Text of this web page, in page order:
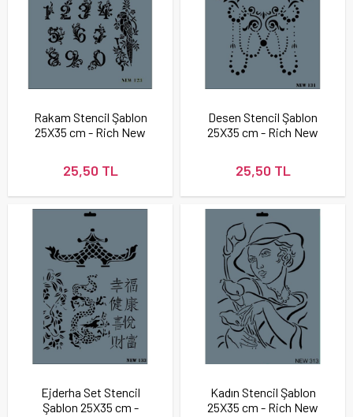
Rakam Stencil Şablon
25X35 cm - Rich New
25,50 TL
Desen Stencil Şablon
25X35 cm - Rich New
25,50 TL
Ejderha Set Stencil
Şablon 25X35 cm -
Kadın Stencil Şablon
25X35 cm - Rich New